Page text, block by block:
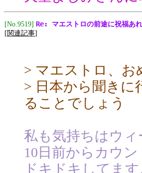
[No.9519] Re: マエストロの前途に祝福あれ
[関連記事]
> マエストロ、
> 日本から聞きに
ることでしょう
私も気持ちはウ
10日前からカウ
ドキドキしてます